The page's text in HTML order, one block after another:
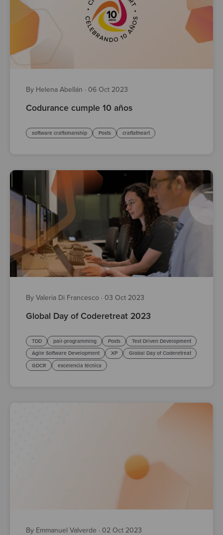
By Helena Abellán · 06 Oct 2023
Codurance cumple 10 años
software craftsmanship Posts craftatheart
By Valeria Di Francesco · 03 Oct 2023
Global Day of Coderetreat 2023
TDD pair-programming Posts
Test Driven Development
Agile Software Development
XP
Global Day of Coderetreat
GDCR
excelencia técnica
By Emmanuel Valverde · 02 Oct 2023